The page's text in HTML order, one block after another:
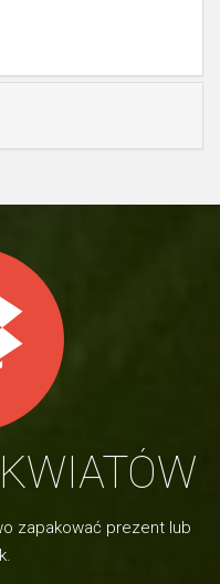
zapakować prezent lub